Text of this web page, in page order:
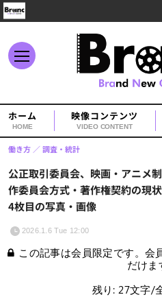
ホーム
HOME
映像コンテンツ
VIDEO CONTENT
公正取引委員会、映画・アニメ
作委員会方式・著作権契約の現
4枚目の写真・画像
働き方 調査・統計
2026.1.6 Tue 12:00
この記事は会員限定です。会
だけま
残り: 27文字/